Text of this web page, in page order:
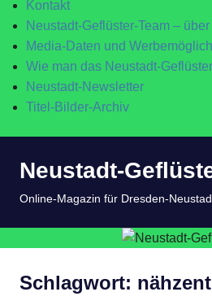
Kontakt
Neustadt-Geflüster-Team –
Media-Daten und
Wie man das Neustadt-
Neustadt-Newsletter
Titel-Bilder-Archiv
InhaltNeustadt-
Online-Magazin für Dresden-
Schlagwort: